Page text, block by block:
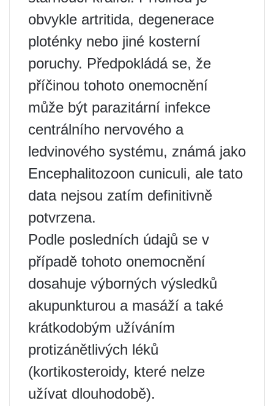
obvykle artritida, degenerace
ploténky nebo jiné kosterní
poruchy. Předpokládá se, že
příčinou tohoto onemocnění
může být parazitární infekce
centrálního nervového a
ledvinového systému, známá jako
Encephalitozoon cuniculi, ale tato
data nejsou zatím definitivně
potvrzena.
Podle posledních údajů se v
případě tohoto onemocnění
dosahuje výborných výsledků
akupunkturou a masáží a také
krátkodobým užíváním
protizánětlivých léků
(kortikosteroidy, které nelze
užívat dlouhodobě).